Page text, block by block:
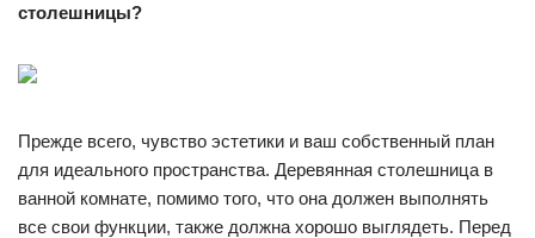
столешницы?
Прежде всего, чувство эстетики и ваш собственный план
для идеального пространства. Деревянная столешница в
ванной комнате, помимо того, что она должен выполнять
все свои функции, также должна хорошо выглядеть. Перед